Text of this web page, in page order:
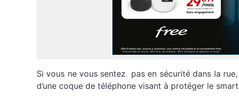
Si vous ne vous sentez pas en sécurité dans la
d’une coque de téléphone visant à protéger le